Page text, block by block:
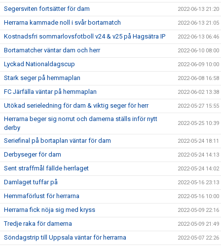
Segersviten fortsätter för dam 2022-06-13 21:20
Herrarna kammade noll i svår bortamatch 2022-06-13 21:05
Kostnadsfri sommarlovsfotboll v24 & v25 på Hagsätra IP 2022-06-13 06:46
Bortamatcher väntar dam och herr 2022-06-10 08:00
Lyckad Nationaldagscup 2022-06-09 10:00
Stark seger på hemmaplan 2022-06-08 16:58
FC Järfälla väntar på hemmaplan 2022-06-02 13:38
Utökad serieledning för dam & viktig seger för herr 2022-05-27 15:55
Herrarna beger sig norrut och damerna ställs inför nytt
derby
2022-05-25 10:39
Seriefinal på bortaplan väntar för dam 2022-05-24 18:11
Derbyseger för dam 2022-05-24 14:13
Sent straffmål fällde herrlaget 2022-05-24 14:02
Damlaget tuffar på 2022-05-16 23:13
Hemmaförlust för herrarna 2022-05-16 10:00
Herrarna fick nöja sig med kryss 2022-05-09 22:16
Tredje raka för damerna 2022-05-09 21:49
Söndagstrip till Uppsala väntar för herrarna 2022-05-07 22:26